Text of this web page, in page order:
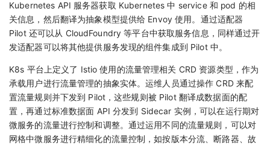
Kubernetes API 服务器获取 Kubernetes 中 service 和 pod 的相
关信息，然后翻译为抽象模型提供给 Envoy 使用。通过适配器
Pilot 还可以从 CloudFoundry 等平台中获取服务信息，同样通过开
发适配器可以将其他提供服务发现的组件集成到 Pilot 中。
K8s 平台上定义了 Istio 使用的流量管理相关 CRD 资源类型，作为
承载用户进行流量管理的抽象实体。运维人员通过操作 CRD 来配
置流量规则并下发到 Pilot，这些规则被 Pilot 翻译成数据面的配
置，再通过标准数据面 API 分发到 Sidecar 实例，可以在运行期对
微服务的流量进行控制和调整。通过运用不同的流量规则，可以对
网格中微服务进行精细化的流量控制，如按版本分流、断路器、故